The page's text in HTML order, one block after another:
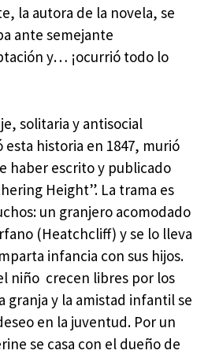
la autora de la novela, se
ante semejante
y… ¡ocurrió todo lo
solitaria y antisocial
historia en 1847, murió
haber escrito y publicado
Height”. La trama es
un granjero acomodado
(Heatchcliff) y se lo lleva
infancia con sus hijos.
niño crecen libres por los
granja y la amistad infantil se
en la juventud. Por un
se casa con el dueño de